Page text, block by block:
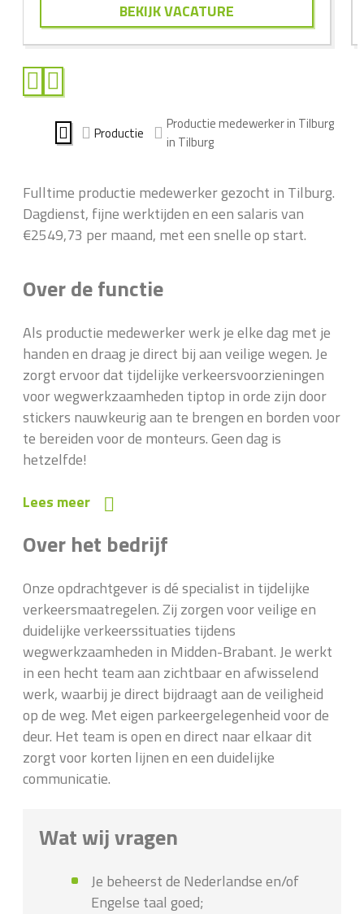
BEKIJK VACATURE
Productie
Productie medewerker in Tilburg
in Tilburg
Fulltime productie medewerker gezocht in Tilburg.
Dagdienst, fijne werktijden en een salaris van
€2549,73 per maand, met een snelle op start.
Over de functie
Als productie medewerker werk je elke dag met je
handen en draag je direct bij aan veilige wegen. Je
zorgt ervoor dat tijdelijke verkeersvoorzieningen
voor wegwerkzaamheden tiptop in orde zijn door
stickers nauwkeurig aan te brengen en borden voor
te bereiden voor de monteurs. Geen dag is
hetzelfde!
Lees meer
Over het bedrijf
Onze opdrachtgever is dé specialist in tijdelijke
verkeersmaatregelen. Zij zorgen voor veilige en
duidelijke verkeerssituaties tijdens
wegwerkzaamheden in Midden-Brabant. Je werkt
in een hecht team aan zichtbaar en afwisselend
werk, waarbij je direct bijdraagt aan de veiligheid
op de weg. Met eigen parkeergelegenheid voor de
deur. Het team is open en direct naar elkaar dit
zorgt voor korten lijnen en een duidelijke
communicatie.
Wat wij vragen
Je beheerst de Nederlandse en/of
Engelse taal goed;